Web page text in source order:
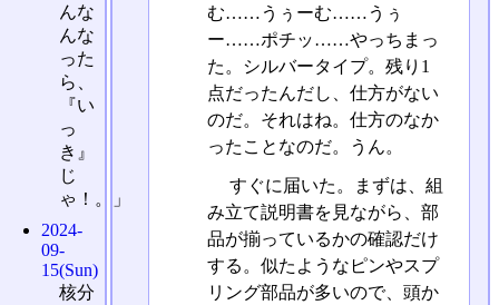
む……うぅーむ……うぅ
ー……ポチッ……やっちまっ
た。シルバータイプ。残り1
点だったんだし、仕方がない
のだ。それはね。仕方のなか
ったことなのだ。うん。
すぐに届いた。まずは、組
み立て説明書を見ながら、部
品が揃っているかの確認だけ
する。似たようなピンやスプ
リング部品が多いので、頭か
んな
んな
った
ら、
『い
っ
き』
じ
ゃ！。」
2024-
09-
15(Sun)
核分